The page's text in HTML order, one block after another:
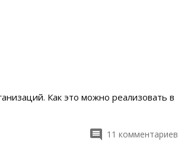
Как это можно реализовать в
11 комментариев